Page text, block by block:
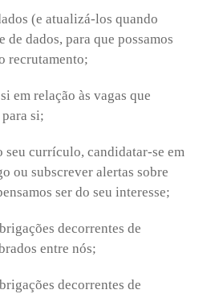
(e atualizá-los quando
de dados, para que possamos
recrutamento;
em relação às vagas que
para si;
currículo, candidatar-se em
ou subscrever alertas sobre
ser do seu interesse;
decorrentes de
entre nós;
decorrentes de